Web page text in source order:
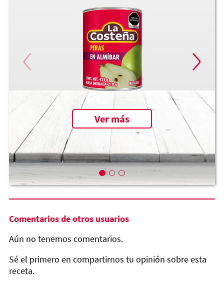
Ver más
Comentarios de otros usuarios
Aún no tenemos comentarios.
Sé el primero en compartirnos tu opinión sobre esta
receta.